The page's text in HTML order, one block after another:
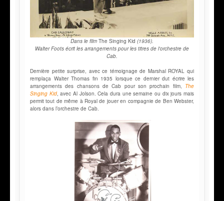
Dans le film The Singing Kid (1936).
Walter Foots écrit les arrangements pour les titres de l'orchestre de
Cab.
Dernière petite surprise, avec ce témoignage de Marshal ROYAL qui
remplaça Walter Thomas fin 1935 lorsque ce dernier dut écrire les
arrangements des chansons de Cab pour son prochain film, The
Singing Kid, avec Al Jolson. Cela dura une semaine ou dix jours mais
permit tout de même à Royal de jouer en compagnie de Ben Webster,
alors dans l’orchestre de Cab.